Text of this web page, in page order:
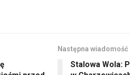
Następna wiadomość
Stalowa Wola: